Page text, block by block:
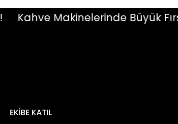
Kahve Makinelerinde Büyük Fırsat
EKİBE KATIL